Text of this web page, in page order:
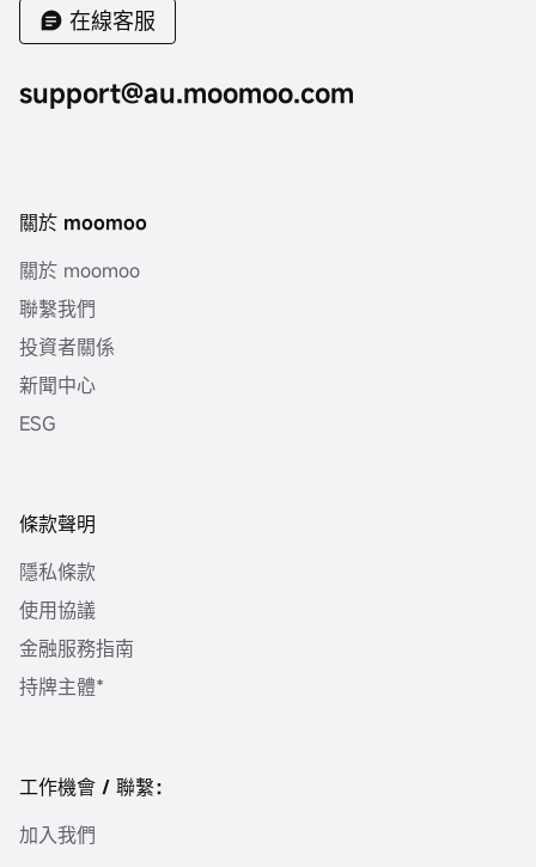
在線客服
support@au.moomoo.com
關於 moomoo
關於 moomoo
聯繫我們
投資者關係
新聞中心
ESG
條款聲明
隱私條款
使用協議
金融服務指南
持牌主體*
工作機會 / 聯繫：
加入我們